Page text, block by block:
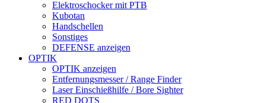
Elektroschocker mit PTB
Kubotan
Handschellen
Sonstiges
DEFENSE anzeigen
OPTIK
OPTIK anzeigen
Entfernungsmesser / Range Finder
Laser Einschießhilfe / Bore Sighter
RED DOTS